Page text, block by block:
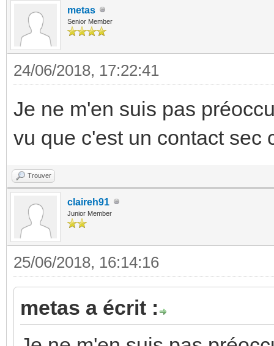
metas
Senior Member
24/06/2018, 17:22:41
Je ne m'en suis pas
vu que c'est un contact sec
Trouver
claireh91
Junior Member
25/06/2018, 16:14:16
metas a écrit :